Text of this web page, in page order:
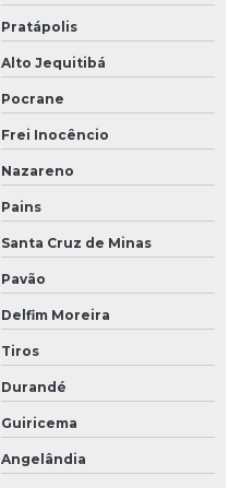
Pratápolis
Alto Jequitibá
Pocrane
Frei Inocêncio
Nazareno
Pains
Santa Cruz de Minas
Pavão
Delfim Moreira
Tiros
Durandé
Guiricema
Angelândia